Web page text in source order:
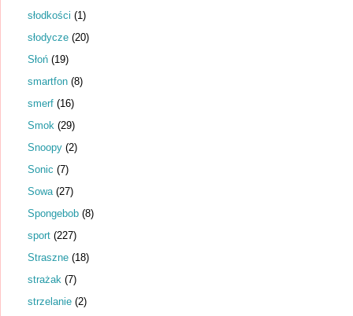
słodkości (1)
słodycze (20)
Słoń (19)
smartfon (8)
smerf (16)
Smok (29)
Snoopy (2)
Sonic (7)
Sowa (27)
Spongebob (8)
sport (227)
Straszne (18)
strażak (7)
strzelanie (2)